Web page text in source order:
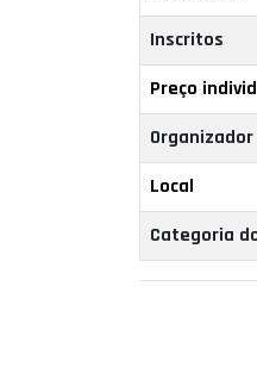
Inscritos
Preço
Organizador
Local
Categoria